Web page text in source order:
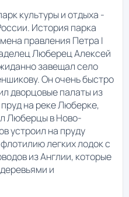
культуры и отдыха -
История парка
правления Петра I
Люберец Алексей
завещал село
Он очень быстро
дворцовые палаты из
на реке Люберке,
Люберцы в Ново-
устроил на пруду
легких лодок с
из Англии, которые
и